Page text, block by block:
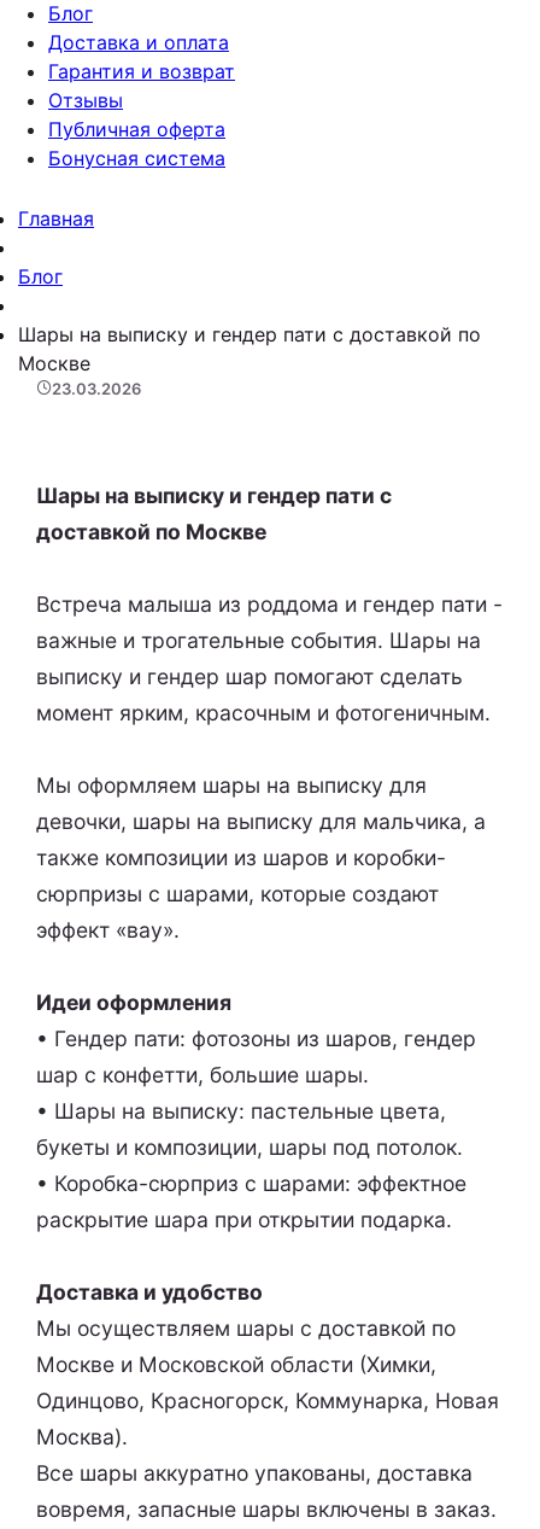
Блог
Доставка и оплата
Гарантия и возврат
Отзывы
Публичная оферта
Бонусная система
Главная
Блог
Шары на выписку и гендер пати с доставкой по
Москве
23.03.2026
Шары на выписку и гендер пати с
доставкой по Москве
Встреча малыша из роддома и гендер пати -
важные и трогательные события. Шары на
выписку и гендер шар помогают сделать
момент ярким, красочным и фотогеничным.
Мы оформляем шары на выписку для
девочки, шары на выписку для мальчика, а
также композиции из шаров и коробки-
сюрпризы с шарами, которые создают
эффект «вау».
Идеи оформления
• Гендер пати: фотозоны из шаров, гендер
шар с конфетти, большие шары.
• Шары на выписку: пастельные цвета,
букеты и композиции, шары под потолок.
• Коробка-сюрприз с шарами: эффектное
раскрытие шара при открытии подарка.
Доставка и удобство
Мы осуществляем шары с доставкой по
Москве и Московской области (Химки,
Одинцово, Красногорск, Коммунарка, Новая
Москва).
Все шары аккуратно упакованы, доставка
вовремя, запасные шары включены в заказ.